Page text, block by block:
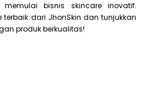
bisnis skincare inovatif.
terbaik dari JhonSkin dan tunjukkan
produk berkualitas!